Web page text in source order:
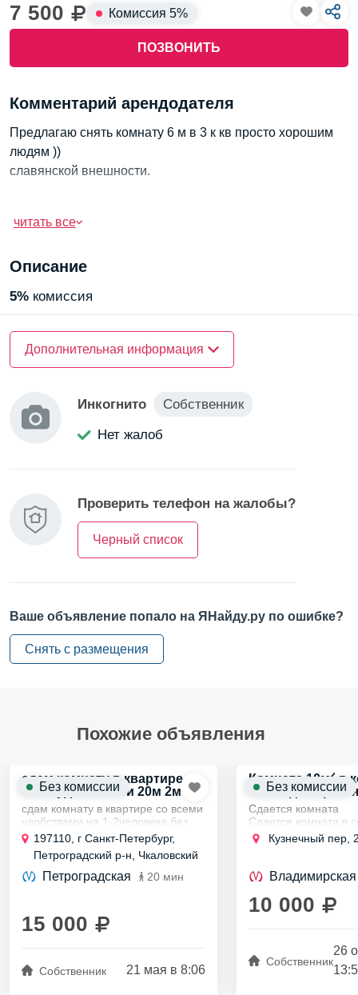
7 500 Комиссия 5%
ПОЗВОНИТЬ
Описание
5% комиссия
Тип комнаты —без посредников
Дополнительная информация
Комментарий арендодателя
Предлагаю снять комнату 6 м в 3 к кв просто хорошим
людям ))
славянской внешности.
читать все
Инкогнито
Собственник
Нет жалоб
Проверить телефон на жалобы?
Черный список
Ваше объявление попало на ЯНайду.ру по ошибке?
Снять с размещения
Похожие объявления
сдам комнату в квартире со
всем удобствами 20м 2м м.
чкаловская Санкт-
Петербург
сдам комнату в квартире со всеми
удобствами на 1-2человека без
вредных привычек и питомцев
Санкт-Петербург м.чкаловская в
2мин ходьбы 20м 15-
17т.р.+квитанции+залог...
197110, г Санкт-Петербург,
Петроградский р-н, Чкаловский
пр-кт, д 16
Петроградская 20 мин
15 000
Собственник 21 мая в 8:06
Без комиссии
Комната 10м2 в
м. Владимирская
Сдается комната
Сдается комната в
в
четырех станций
Идеально для
Кузнечный пер,
Владимирская
10 000
Собственник
26
Без комиссии